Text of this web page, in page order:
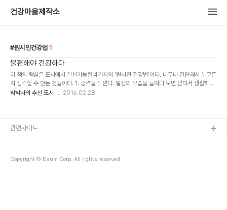
건강마을제작소
원시인건강법 1
불편해야 건강하다
이 책의 핵심은 도시에서 실천가능한 4가지의 ‘원시인 건강법’이다. 너무나 간단해서 누구든
지 생각할 수 있는 것들이다. 1. 중력을 느낀다. 일상의 모습을 들여다 보면 앉아서 생활하는
좌업생활을 하고 가까운 거리도 자가용으로 다니고 바로 옆사무실 직원과도 전화로 소통한
박박사의 추천 도서 2016.02.28
Copyright © Daum Corp. All rights reserved.
관련사이트